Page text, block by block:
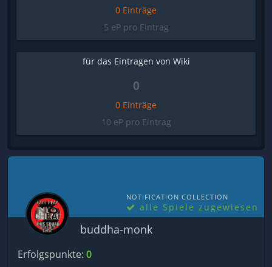
0 Einträge
5 eP pro Eintrag
für das Eintragen von Wiki
0
0 Einträge
10 eP pro Eintrag
NOTIFICATION COLLECTION
alle Spiele zugewiesen
buddha-monk
Erfolgspunkte: 0